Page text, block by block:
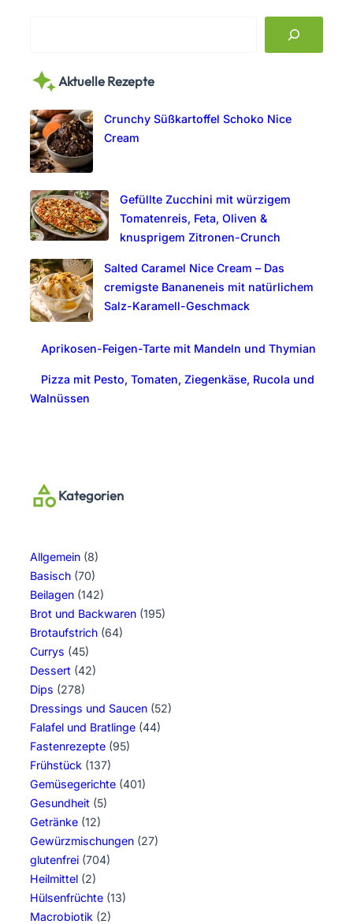
r
h
Aktuelle Rezepte
Crunchy Süßkartoffel Schoko Nice
Cream
Gefüllte Zucchini mit würzigem
Tomatenreis, Feta, Oliven &
knusprigem Zitronen-Crunch
Salted Caramel Nice Cream – Das
cremigste Bananeneis mit natürlichem
Salz-Karamell-Geschmack
Aprikosen-Feigen-Tarte mit Mandeln und Thymian
Pizza mit Pesto, Tomaten, Ziegenkäse, Rucola und
Walnüssen
Kategorien
Allgemein (8)
Basisch (70)
Beilagen (142)
Brot und Backwaren (195)
Brotaufstrich (64)
Currys (45)
Dessert (42)
Dips (278)
Dressings und Saucen (52)
Falafel und Bratlinge (44)
Fastenrezepte (95)
Frühstück (137)
Gemüsegerichte (401)
Gesundheit (5)
Getränke (12)
Gewürzmischungen (27)
glutenfrei (704)
Heilmittel (2)
Hülsenfrüchte (13)
Macrobiotik (2)